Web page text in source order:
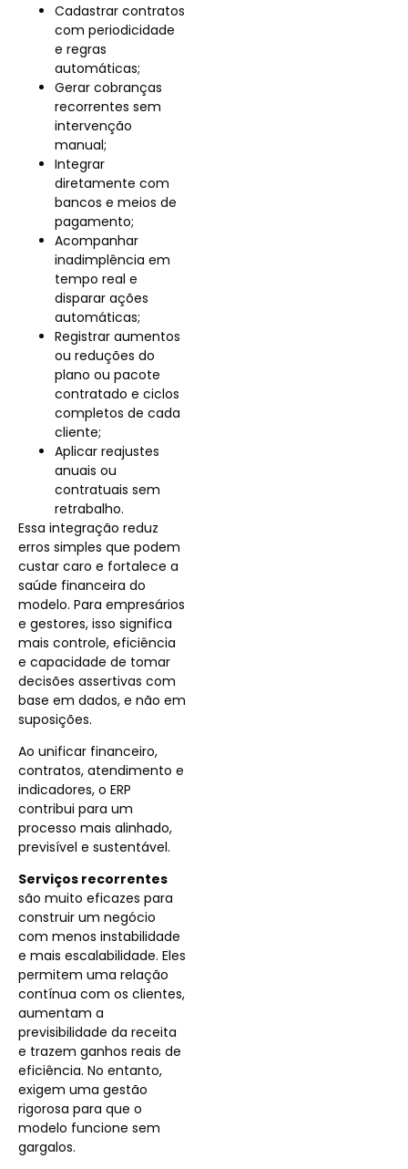
Cadastrar contratos
com periodicidade
e regras
automáticas;
Gerar cobranças
recorrentes sem
intervenção
manual;
Integrar
diretamente com
bancos e meios de
pagamento;
Acompanhar
inadimplência em
tempo real e
disparar ações
automáticas;
Registrar aumentos
ou reduções do
plano ou pacote
contratado e ciclos
completos de cada
cliente;
Aplicar reajustes
anuais ou
contratuais sem
retrabalho.
Essa integração reduz
erros simples que podem
custar caro e fortalece a
saúde financeira do
modelo. Para empresários
e gestores, isso significa
mais controle, eficiência
e capacidade de tomar
decisões assertivas com
base em dados, e não em
suposições.
Ao unificar financeiro,
contratos, atendimento e
indicadores, o ERP
contribui para um
processo mais alinhado,
previsível e sustentável.
Serviços recorrentes
são muito eficazes para
construir um negócio
com menos instabilidade
e mais escalabilidade. Eles
permitem uma relação
contínua com os clientes,
aumentam a
previsibilidade da receita
e trazem ganhos reais de
eficiência. No entanto,
exigem uma gestão
rigorosa para que o
modelo funcione sem
gargalos.